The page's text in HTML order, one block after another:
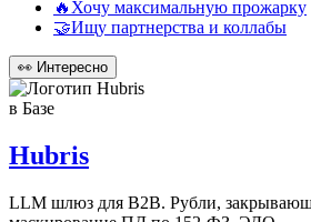
🔥Хочу максимальную прожарку
🤝Ищу партнерства и коллабы
👀 Интересно
в Базе
Hubris
LLM шлюз для B2B. Рубли,